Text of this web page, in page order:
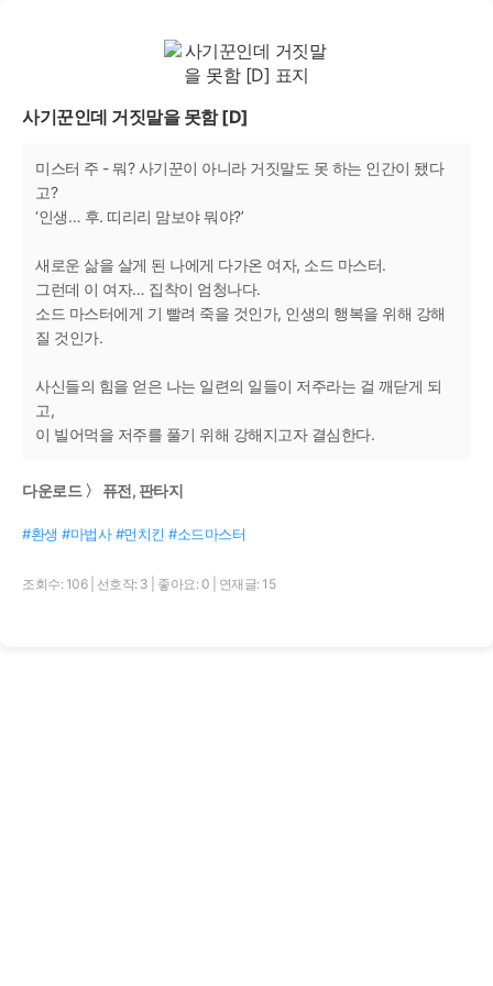
사기꾼인데 거짓말을 못함 [D]
미스터 주 - 뭐? 사기꾼이 아니라 거짓말도 못 하는 인간이 됐다
고?
‘인생… 후. 띠리리 맘보야 뭐야?’
새로운 삶을 살게 된 나에게 다가온 여자, 소드 마스터.
그런데 이 여자… 집착이 엄청나다.
소드 마스터에게 기 빨려 죽을 것인가, 인생의 행복을 위해 강해
질 것인가.
사신들의 힘을 얻은 나는 일련의 일들이 저주라는 걸 깨닫게 되
고,
이 빌어먹을 저주를 풀기 위해 강해지고자 결심한다.
다운로드 〉 퓨전, 판타지
#환생 #마법사 #먼치킨 #소드마스터
조회수: 106 선호작: 3 좋아요: 0 연재글: 15